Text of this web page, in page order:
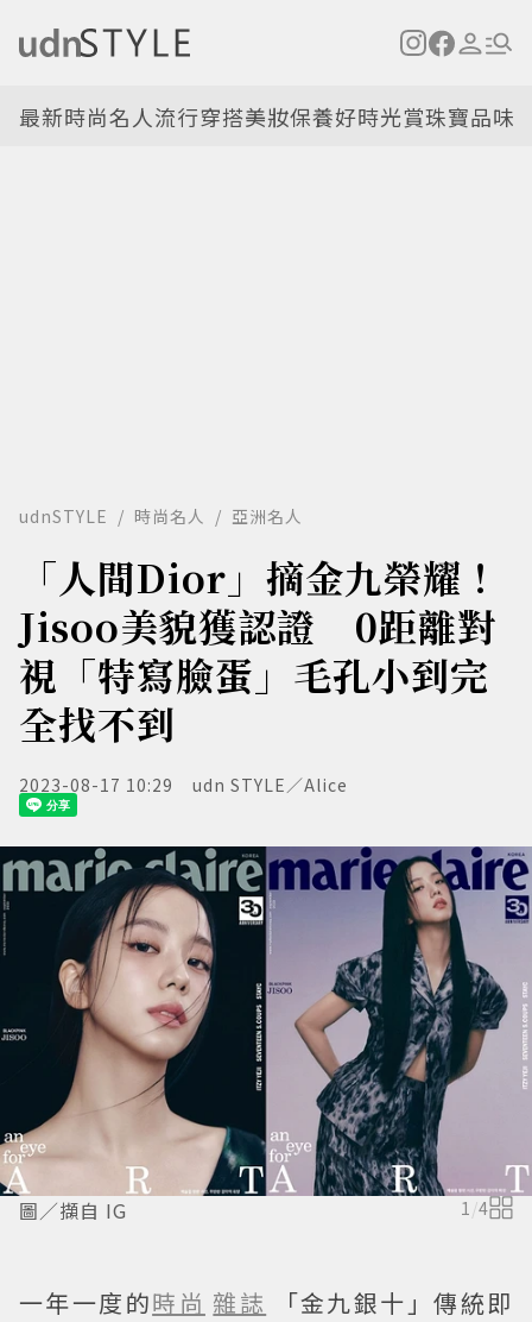
最新時尚名人流行穿搭美妝保養好時光賞珠寶品味
udnSTYLE 時尚名人 亞洲名人
「人間Dior」摘金九榮耀！
Jisoo美貌獲認證 0距離對
視「特寫臉蛋」毛孔小到完
全找不到
2023-08-17 10:29 udn STYLE／Alice
圖／擷自 IG 1/4
一年一度的時尚 雜誌
「金九銀十」傳統即